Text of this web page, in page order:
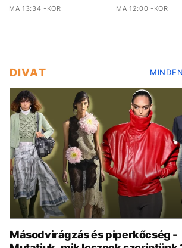
MA 13:34 -KOR MA 12:00 -KOR
DIVAT
Másodvirágzás és piperkőcség -